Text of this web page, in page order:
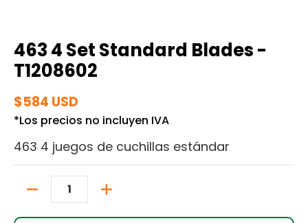
463 4 Set Standard Blades -
T1208602
$584 USD
*Los precios no incluyen IVA
463 4 juegos de cuchillas estándar